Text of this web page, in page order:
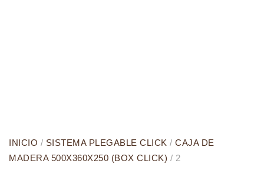
INICIO / SISTEMA PLEGABLE CLICK / CAJA DE
MADERA 500X360X250 (BOX CLICK) / 2